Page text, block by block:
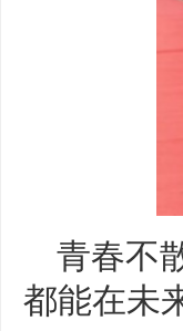
青春不
都能在未